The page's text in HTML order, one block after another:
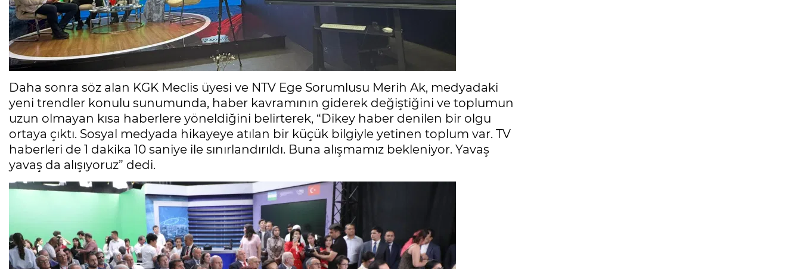
Daha sonra söz alan KGK Meclis üyesi ve NTV Ege Sorumlusu Merih Ak, medyadaki
yeni trendler konulu sunumunda, haber kavramının giderek değiştiğini ve toplumun
uzun olmayan kısa haberlere yöneldiğini belirterek, “Dikey haber denilen bir olgu
ortaya çıktı. Sosyal medyada hikayeye atılan bir küçük bilgiyle yetinen toplum var. TV
haberleri de 1 dakika 10 saniye ile sınırlandırıldı. Buna alışmamız bekleniyor. Yavaş
yavaş da alışıyoruz” dedi.